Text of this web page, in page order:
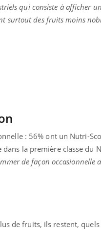
qui consiste à afficher
surtout des fruits moins
: 56% ont un Nutri-
la première classe du
de façon occasionnelle
de fruits, ils restent, quels
2
Youtube
Eczéma Chronique
préparer pour l’été !
L'été arrive… et avec lui,